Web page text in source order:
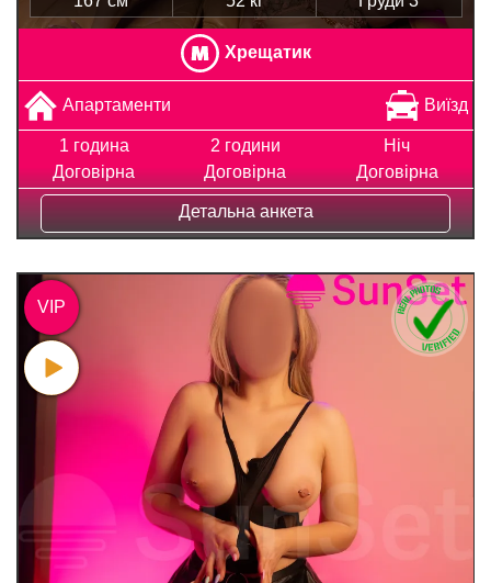
Хрещатик
Апартаменти Виїзд
1 година
Договірна
2 години
Договірна
Ніч
Договірна
Детальна анкета
VIP